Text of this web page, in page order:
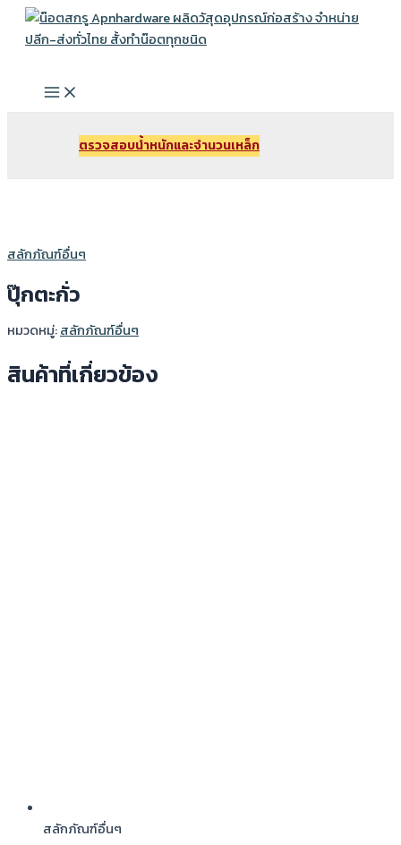
Skip
Main
Menu
ตรวจสอบนํ้าหนักและจํานวนเหล็ก
สลักภัณฑ์อื่นๆ
ปุ๊กตะกั่ว
หมวดหมู่:สลักภัณฑ์อื่นๆ
สินค้าที่เกี่ยวข้อง
สลักภัณฑ์อื่นๆ